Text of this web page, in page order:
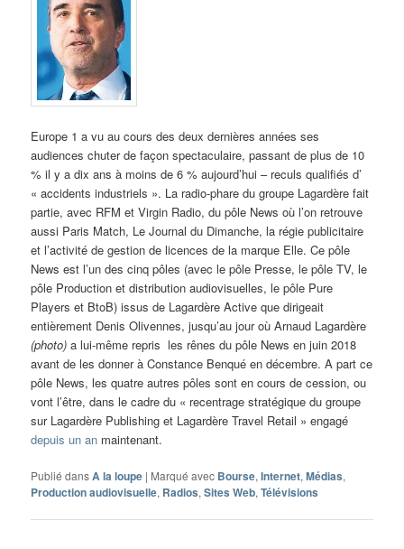
Europe 1 a vu au cours des deux dernières années ses
audiences chuter de façon spectaculaire, passant de plus de 10
% il y a dix ans à moins de 6 % aujourd’hui – reculs qualifiés d’
« accidents industriels ». La radio-phare du groupe Lagardère fait
partie, avec RFM et Virgin Radio, du pôle News où l’on retrouve
aussi Paris Match, Le Journal du Dimanche, la régie publicitaire
et l’activité de gestion de licences de la marque Elle. Ce pôle
News est l’un des cinq pôles (avec le pôle Presse, le pôle TV, le
pôle Production et distribution audiovisuelles, le pôle Pure
Players et BtoB) issus de Lagardère Active que dirigeait
entièrement Denis Olivennes, jusqu’au jour où Arnaud Lagardère
(photo) a lui-même repris les rênes du pôle News en juin 2018
avant de les donner à Constance Benqué en décembre. A part ce
pôle News, les quatre autres pôles sont en cours de cession, ou
vont l’être, dans le cadre du « recentrage stratégique du groupe
sur Lagardère Publishing et Lagardère Travel Retail » engagé
depuis un an maintenant.
Publié dansA la loupe | Marqué avec Bourse,Internet,Médias,
Production audiovisuelle, Radios,Sites Web,Télévisions